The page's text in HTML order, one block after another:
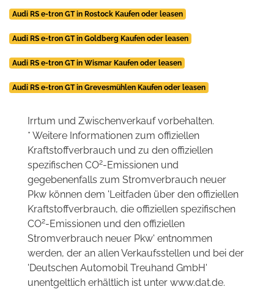
Audi RS e-tron GT in Rostock Kaufen oder leasen
Audi RS e-tron GT in Goldberg Kaufen oder leasen
Audi RS e-tron GT in Wismar Kaufen oder leasen
Audi RS e-tron GT in Grevesmühlen Kaufen oder leasen
Irrtum und Zwischenverkauf vorbehalten.
* Weitere Informationen zum offiziellen
Kraftstoffverbrauch und zu den offiziellen
spezifischen CO2-Emissionen und
gegebenenfalls zum Stromverbrauch neuer
Pkw können dem 'Leitfaden über den offiziellen
Kraftstoffverbrauch, die offiziellen spezifischen
CO2-Emissionen und den offiziellen
Stromverbrauch neuer Pkw' entnommen
werden, der an allen Verkaufsstellen und bei der
'Deutschen Automobil Treuhand GmbH'
unentgeltlich erhältlich ist unter www.dat.de.